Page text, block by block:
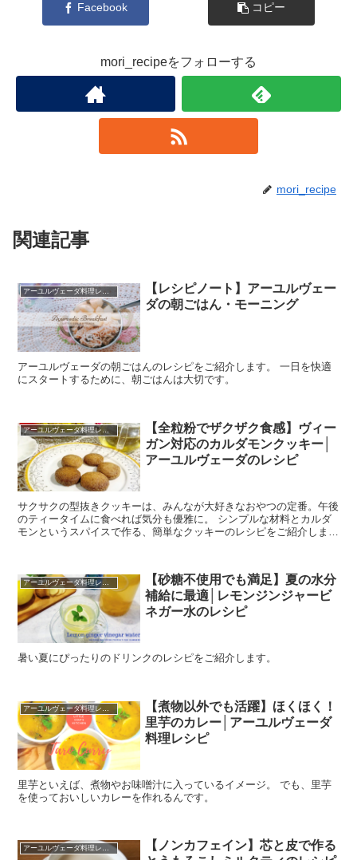
Facebook コピー
mori_recipeをフォローする
mori_recipe
関連記事
【レシピノート】アーユルヴェー
ダの朝ごはん・モーニング
アーユルヴェーダの朝ごはんのレシピをご紹介します。 一日を快適
にスタートするために、朝ごはんは大切です。
アーユルヴェーダ料理レシピ
【全粒粉でザクザク食感】ヴィー
ガン対応のカルダモンクッキー│
アーユルヴェーダのレシピ
サクサクの型抜きクッキーは、みんなが大好きなおやつの定番。午後
のティータイムに食べれば気分も優雅に。 シンプルな材料とカルダ
モンというスパイスで作る、簡単なクッキーのレシピをご紹介しま
【砂糖不使用でも満足】夏の水分
補給に最適│レモンジンジャービ
ネガー水のレシピ
暑い夏にぴったりのドリンクのレシピをご紹介します。
アーユルヴェーダ料理レシピ
【煮物以外でも活躍】ほくほく！
里芋のカレー│アーユルヴェーダ
料理レシピ
里芋といえば、煮物やお味噌汁に入っているイメージ。 でも、里芋
を使っておいしいカレーを作れるんです。
【ノンカフェイン】芯と皮で作る